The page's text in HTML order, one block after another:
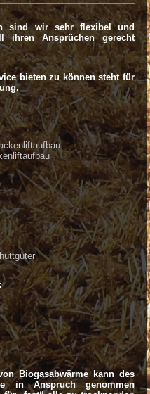
sind wir sehr flexibel und
ihren Ansprüchen gerecht
bieten zu können steht für
Biogasabwärme kann des
in Anspruch genommen